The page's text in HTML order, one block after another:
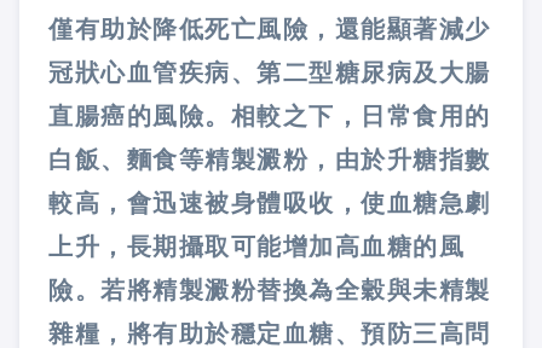
僅有助於降低死亡風險，還能顯著減少
冠狀心血管疾病、第二型糖尿病及大腸
直腸癌的風險。相較之下，日常食用的
白飯、麵食等精製澱粉，由於升糖指數
較高，會迅速被身體吸收，使血糖急劇
上升，長期攝取可能增加高血糖的風
險。若將精製澱粉替換為全穀與未精製
雜糧，將有助於穩定血糖、預防三高問